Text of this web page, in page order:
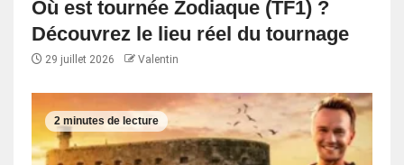
Où est tournée Zodiaque (TF1) ?
Découvrez le lieu réel du tournage
29 juillet 2026 Valentin
2 minutes de lecture